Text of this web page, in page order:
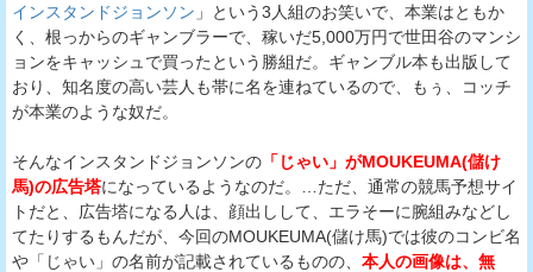
インスタンドジョンソン 」という3人組のお笑いで、本業はともか
く、根っからのギャンブラーで、稼いだ5,000万円で世田谷のマンシ
ョンをキャッシュで買ったという勝組だ。ギャンブル本も出版して
おり、知名度の高い芸人も帯に名を連ねているので、もぅ、コッチ
が本業のような奴だ。
そんなインスタンドジョンソンの 「じゃい」がMOUKEUMA(儲け
馬)の広告塔になっているようなのだ。…ただ、通常の競馬予想サイ
トだと、広告塔になる人は、顔出しして、エラそーに腕組みなどし
てたりするもんだが、今回のMOUKEUMA(儲け馬)では彼のコンビ名
や「じゃい」の名前が記載されているものの、 本人の画像は、無